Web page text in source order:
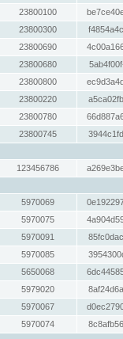
23800100
23800300
23800690
23800680
23800800
23800220
23800780
23800745
123456786
5970069
5970075
5970091
5970085
5650068
5979020
5970067
5970074